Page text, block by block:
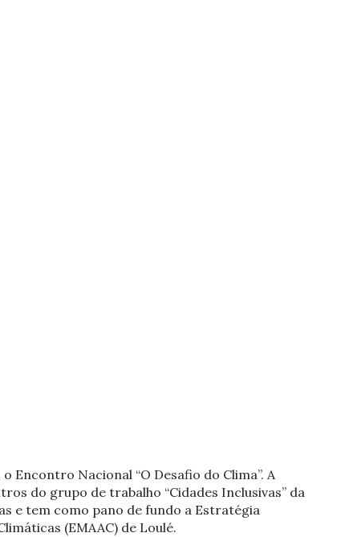
Encontro Nacional “O Desafio do Clima”. A
do grupo de trabalho “Cidades Inclusivas” da
e tem como pano de fundo a Estratégia
(EMAAC) de Loulé.